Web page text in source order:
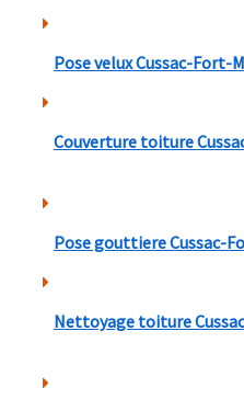
Pose velux Cussac-Fort-
Couverture toiture
Pose gouttiere Cussac-
Nettoyage toiture